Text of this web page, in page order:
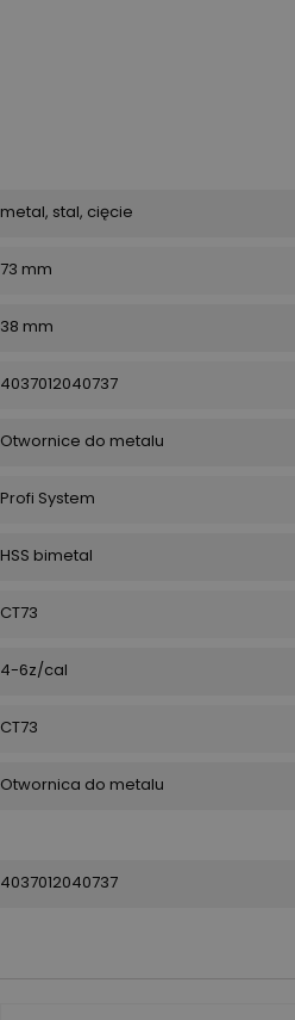
metal, stal, cięcie
73 mm
38 mm
4037012040737
Otwornice do metalu
Profi System
HSS bimetal
CT73
4-6z/cal
CT73
Otwornica do metalu
4037012040737